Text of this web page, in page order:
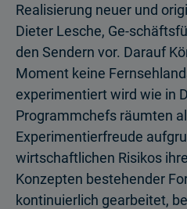
Realisierung neuer und
Dieter Lesche, Ge-
den Sendern vor. Darauf
Moment keine
experimentiert wird wie in
Programmchefs räumten
Experimentierfreude
wirtschaftlichen Risikos
Konzepten bestehender
kontinuierlich gearbeitet,